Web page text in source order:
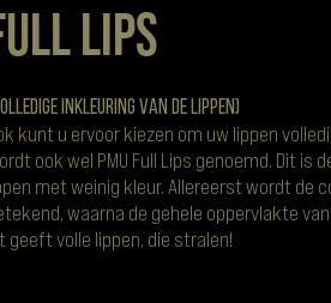
LIPS
inkleuring van de lippen)
kunt u ervoor kiezen om uw lippen
ook wel PMU Full Lips genoemd. Dit is
met weinig kleur. Allereerst wordt de
waarna de gehele oppervlakte
geeft volle lippen, die stralen!